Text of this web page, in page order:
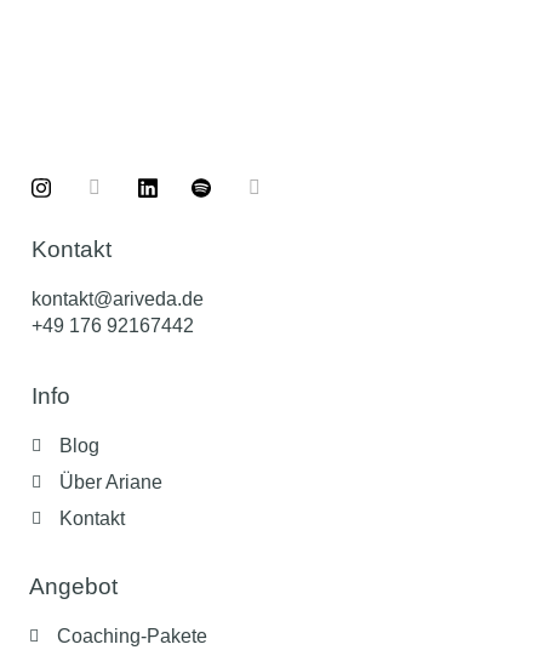
Kontakt
kontakt@ariveda.de
+49 176 92167442
Info
Blog
Über Ariane
Kontakt
Angebot
Coaching-Pakete